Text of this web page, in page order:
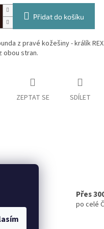
Přidat do košíku
z pravé kožešiny - králík
obou stran.
ZEPTAT SE SDÍLET
Přes
po celé